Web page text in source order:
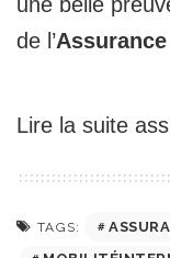
de l’
Lire la suite
TAGS: